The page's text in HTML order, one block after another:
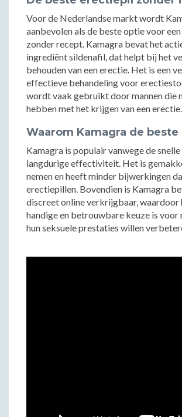
Voor de Nederlandse markt wordt
aanbevolen als de beste optie voor
zonder recept. Kamagra bevat het
ingrediënt sildenafil, dat helpt bij het
behouden van een erectie. Het is een
effectieve behandeling voor
wordt vaak gebruikt door mannen die
hebben met het krijgen van een erectie.
Waarom Kamagra de
Kamagra is populair vanwege de
langdurige effectiviteit. Het is
nemen en heeft minder bijwerkingen
erectiepillen. Bovendien is Kamagra
discreet online verkrijgbaar, waardoor
handige en betrouwbare keuze is voor
hun seksuele prestaties willen